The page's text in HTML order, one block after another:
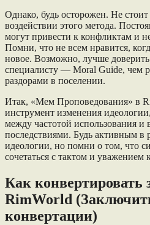
Однако, будь осторожен. Не
воздействии этого метода.
могут привести к конфликтам и
Помни, что не всем нравится,
новое. Возможно, лучше
специалисту — Moral Guide, чем
раздорами в поселении.
Итак, «Мем Проповедования» в
инструмент изменения
между частотой использования
последствиями. Будь активным в
идеологии, но помни о том, что
сочетаться с тактом и уважением
Как
RimWorld
конвертации)